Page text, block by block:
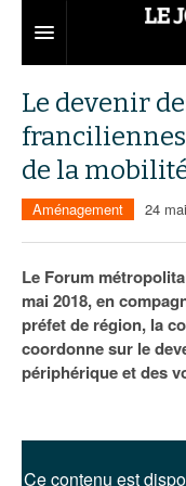
Territoires
Aménagement
Collectivités
Services
Entreprises
Développement
Attractivité
Innovation
Marchés publics
Départements
77
78
92
Nominations
Portraits
Les Assises du
Éditions
Le podcast
Lire les résumés
Le devenir
de la
Aménagement 24
Le Forum
mai 2018, en
préfet de région, la
coordonne sur le
périphérique et des
Ce contenu est